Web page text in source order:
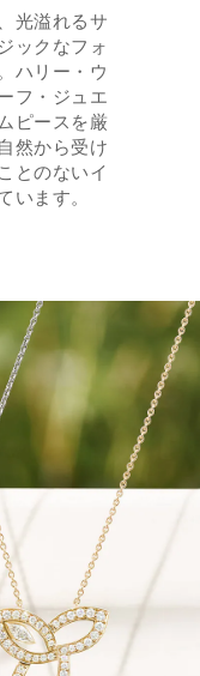
光溢れるサ
ックなフォ
ハリー・ウ
フ・ジュエ
ピースを厳
然から受け
とのないイ
います。